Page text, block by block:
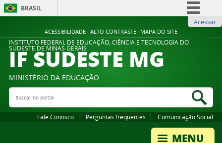
ACESSIBILIDADE ALTO CONTRASTE MAPA DO SITE
BRASIL
Comunica BR
Participe
Legislação
Acessar
INSTITUTO FEDERAL DE EDUCAÇÃO, CIÊNCIA E TECNOLOGIA DO
SUDESTE DE MINAS GERAIS
IF SUDESTE MG
MINISTÉRIO DA EDUCAÇÃO
Buscar no portal
Fale Conosco Perguntas frequentes Comunicação Social